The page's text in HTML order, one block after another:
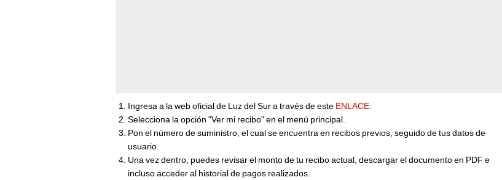
Ingresa a la web oficial de Luz del Sur a través de este ENLACE.
Selecciona la opción "Ver mi recibo" en el menú principal.
Pon el número de suministro, el cual se encuentra en recibos previos, seguido de tus datos de
usuario.
Una vez dentro, puedes revisar el monto de tu recibo actual, descargar el documento en PDF e
incluso acceder al historial de pagos realizados.